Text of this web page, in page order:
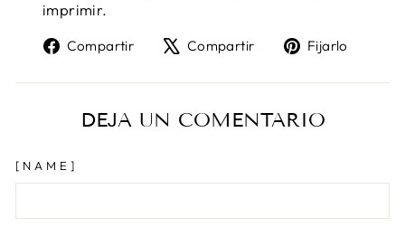
imprimir.
Compartir
Compartir
Facebook
Compartir
Tweet
X
Fijarlo
DEJA UN COMENTARIO
[NAME]